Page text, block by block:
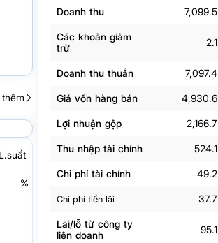
L.suất
%
Doanh thu
7,099.5
Các khoản giảm
trừ
2.1
Doanh thu thuần 7,097.4
Giá vốn hàng bán 4,930.6
Lợi nhuận gộp 2,166.7
Thu nhập tài chính 524.1
Chi phí tài chính 49.2
Chi phí tiền lãi 37.7
Lãi/lỗ từ công ty
liên doanh
95.1